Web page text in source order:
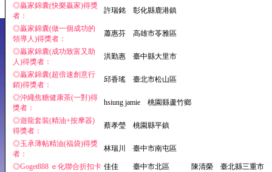
◎贏家錦囊(快樂贏家)得獎
者：
許瑞銘 彰化縣鹿港鎮
◎贏家錦囊(做一個成功的
領導人)得獎者：
蕭惠芬 高雄市苓雅區
◎贏家錦囊(成功致富又助
人)得獎者：
洪勤惠 臺中縣大里市
◎贏家錦囊(超倍速創意行
銷)得獎者：
邱香瑤 臺北市松山區
◎沖繩焦糖健康茶(一對)得
獎者：
hsiung jamie 桃園縣蘆竹鄉
◎遊龍套裝(精油+按摩器)
得獎者：
蔡孝瑩 桃園縣平鎮
◎玉承薄帖精油(福袋)得獎
者：
林瑞川 臺中市南屯區
◎Goget888 ｅ化聯合折扣卡 佳佳 臺中市北區 陳清榮 臺北縣三重市